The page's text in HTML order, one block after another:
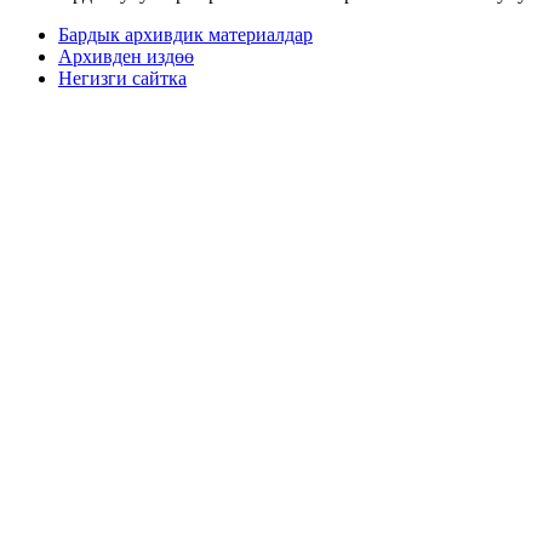
Бардык архивдик материалдар
Архивден издөө
Негизги сайтка